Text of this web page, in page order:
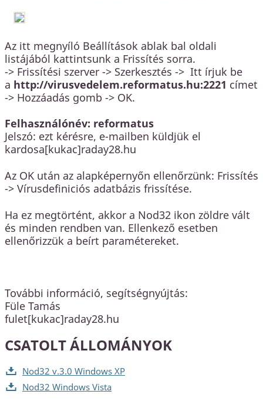
Az itt megnyíló Beállítások ablak bal oldali
listájából kattintsunk a Frissítés sorra.
-> Frissítési szerver -> Szerkesztés -> Itt írjuk be
a http://virusvedelem.reformatus.hu:2221 címet
-> Hozzáadás gomb -> OK.
Felhasználónév: reformatus
Jelszó: ezt kérésre, e-mailben küldjük el
kardosa[kukac]raday28.hu
Az OK után az alapképernyőn ellenőrzünk: Frissítés
-> Vírusdefiniciós adatbázis frissítése.
Ha ez megtörtént, akkor a Nod32 ikon zöldre vált
és minden rendben van. Ellenkező esetben
ellenőrizzük a beírt paramétereket.
További információ, segítségnyújtás:
Füle Tamás
fulet[kukac]raday28.hu
CSATOLT ÁLLOMÁNYOK
Nod32 v.3.0 Windows XP
Nod32 Windows Vista